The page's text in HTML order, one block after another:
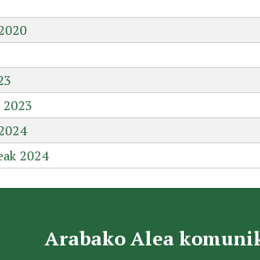
2024
Arabako Alea